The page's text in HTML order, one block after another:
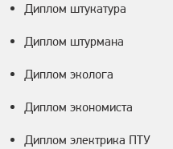
Диплом штукатура
Диплом штурмана
Диплом эколога
Диплом экономиста
Диплом электрика ПТУ